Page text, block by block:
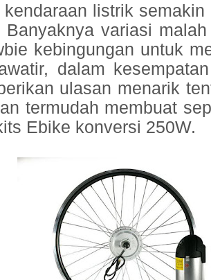
kendaraan listrik
Banyaknya variasi
kebingungan untuk
dalam
ulasan menarik
termudah membuat
Ebike konversi 250W.